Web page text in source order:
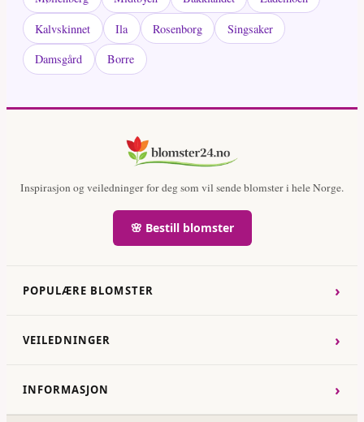
Kalvskinnet
Ila Rosenborg
Singsaker
Damsgård
Borre
Inspirasjon og veiledninger for deg som vil sende blomster i hele Norge.
🌸 Bestill blomster
POPULÆRE BLOMSTER ›
VEILEDNINGER ›
INFORMASJON ›